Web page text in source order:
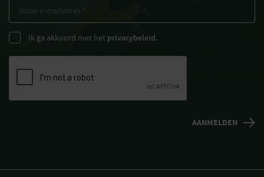
Ik ga akkoord met het privacybeleid.